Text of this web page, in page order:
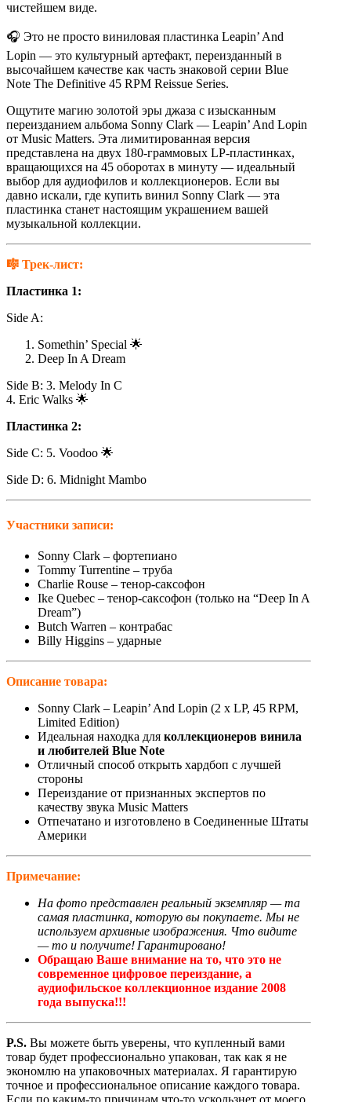
чистейшем виде.
🎧 Это не просто виниловая пластинка Leapin’ And
Lopin — это культурный артефакт, переизданный в
высочайшем качестве как часть знаковой серии Blue
Note The Definitive 45 RPM Reissue Series.
Ощутите магию золотой эры джаза с изысканным
переизданием альбома Sonny Clark — Leapin’ And Lopin
от Music Matters. Эта лимитированная версия
представлена на двух 180-граммовых LP-пластинках,
вращающихся на 45 оборотах в минуту — идеальный
выбор для аудиофилов и коллекционеров. Если вы
давно искали, где купить винил Sonny Clark — эта
пластинка станет настоящим украшением вашей
музыкальной коллекции.
🎼 Трек-лист:
Пластинка 1:
Side A:
Somethin’ Special 🌟
Deep In A Dream
Side B: 3. Melody In C
4. Eric Walks 🌟
Пластинка 2:
Side C: 5. Voodoo 🌟
Side D: 6. Midnight Mambo
Участники записи:
Sonny Clark – фортепиано
Tommy Turrentine – труба
Charlie Rouse – тенор-саксофон
Ike Quebec – тенор-саксофон (только на “Deep In A
Dream”)
Butch Warren – контрабас
Billy Higgins – ударные
Описание товара:
Sonny Clark – Leapin’ And Lopin (2 x LP, 45 RPM,
Limited Edition)
Идеальная находка для коллекционеров винила
и любителей Blue Note
Отличный способ открыть хардбоп с лучшей
стороны
Переиздание от признанных экспертов по
качеству звука Music Matters
Отпечатано и изготовлено в Соединенные Штаты
Америки
Примечание:
На фото представлен реальный экземпляр — та
самая пластинка, которую вы покупаете. Мы не
используем архивные изображения. Что видите
— то и получите! Гарантировано!
Обращаю Ваше внимание на то, что это не
современное цифровое переиздание, а
аудиофильское коллекционное издание 2008
года выпуска!!!
P.S. Вы можете быть уверены, что купленный вами
товар будет профессионально упакован, так как я не
экономлю на упаковочных материалах. Я гарантирую
точное и профессиональное описание каждого товара.
Если по каким-то причинам что-то ускользнет от моего